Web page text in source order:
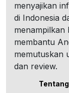
menyajikan
di Indonesia
membantu
memutuskan
dan review.